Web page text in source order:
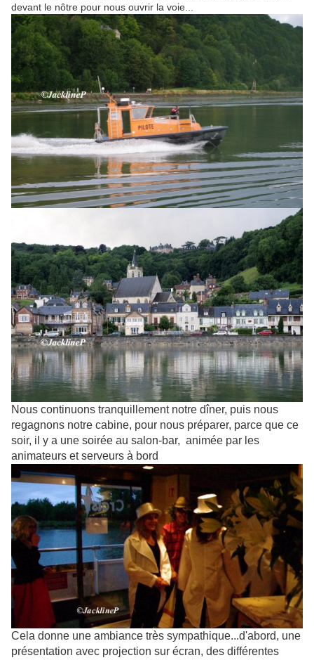
devant le nôtre pour nous ouvrir la voie...
Nous continuons tranquillement notre dîner, puis nous
regagnons notre cabine, pour nous préparer, parce que ce
soir, il y a une soirée au salon-bar, animée par les
animateurs et serveurs à bord
Cela donne une ambiance très sympathique...d'abord, une
présentation avec projection sur écran, des différentes